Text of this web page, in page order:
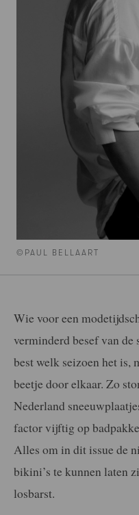
©PAUL BELLAART
Wie voor een
verminderd besef van de
best welk seizoen het is,
beetje door elkaar. Zo
Nederland
factor vijftig op
Alles om in dit issue de
bikini’s te kunnen laten
losbarst.